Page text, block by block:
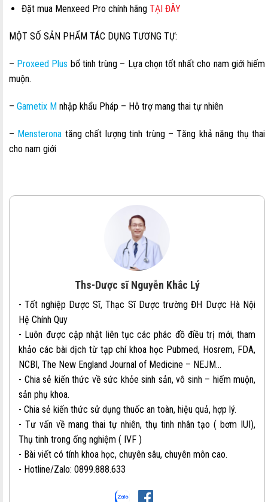
Đặt mua Menxeed Pro chính hãng TẠI ĐÂY
MỘT SỐ SẢN PHẨM TÁC DỤNG TƯƠNG TỰ:
– Proxeed Plus bổ tinh trùng – Lựa chọn tốt nhất cho nam giới hiếm
muộn.
– Gametix M nhập khẩu Pháp – Hỗ trợ mang thai tự nhiên
– Mensterona tăng chất lượng tinh trùng – Tăng khả năng thụ thai
cho nam giới
Ths-Dược sĩ Nguyễn Khắc Lý
- Tốt nghiệp Dược Sĩ, Thạc Sĩ Dược trường ĐH Dược Hà Nội
Hệ Chính Quy
- Luôn được cập nhật liên tục các phác đồ điều trị mới, tham
khảo các bài dịch từ tạp chí khoa học Pubmed, Hosrem, FDA,
NCBI, The New England Journal of Medicine – NEJM…
- Chia sẻ kiến thức về sức khỏe sinh sản, vô sinh – hiếm muộn,
sản phụ khoa.
- Chia sẻ kiến thức sử dụng thuốc an toàn, hiệu quả, hợp lý.
- Tư vấn về mang thai tự nhiên, thụ tinh nhân tạo ( bơm IUI),
Thụ tinh trong ống nghiệm ( IVF )
- Bài viết có tính khoa học, chuyên sâu, chuyên môn cao.
- Hotline/Zalo: 0899.888.633